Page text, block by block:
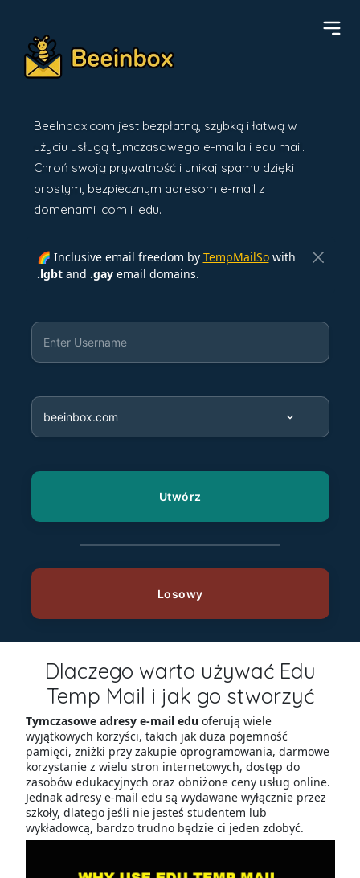
BeeInbox.com jest bezpłatną, szybką i łatwą w
użyciu usługą tymczasowego e-maila i edu mail.
Chroń swoją prywatność i unikaj spamu dzięki
prostym, bezpiecznym adresom e-mail z
domenami .com i .edu.
🌈 Inclusive email freedom by TempMailSowith
.lgbtand .gayemail domains.
Dlaczego warto używać Edu
Temp Mail i jak go stworzyć
Tymczasowe adresy e-mail eduoferują wiele
wyjątkowych korzyści, takich jak duża pojemność
pamięci, zniżki przy zakupie oprogramowania, darmowe
korzystanie z wielu stron internetowych, dostęp do
zasobów edukacyjnych oraz obniżone ceny usług online.
Jednak adresy e-mail edu są wydawane wyłącznie przez
szkoły, dlatego jeśli nie jesteś studentem lub
wykładowcą, bardzo trudno będzie ci jeden zdobyć.